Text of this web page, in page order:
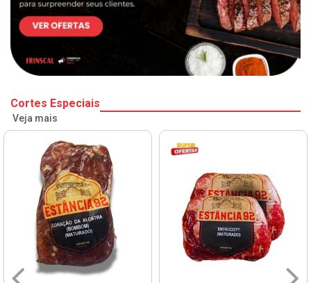
Cortes Especiais
Veja mais